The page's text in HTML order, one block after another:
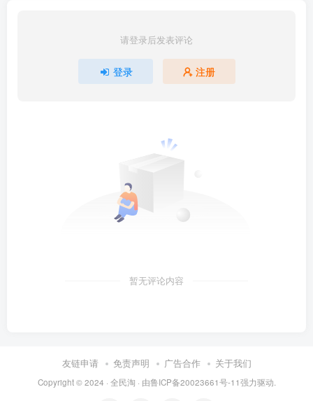
请登录后发表评论
登录 注册
暂无评论内容
友链申请 免责声明 广告合作 关于我们
Copyright © 2024 · 全民淘 · 由鲁ICP备20023661号-11强力驱动.